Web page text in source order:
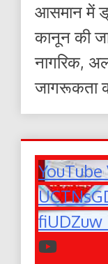
आसमान में
कानून की
नागरिक,
जागरूकता